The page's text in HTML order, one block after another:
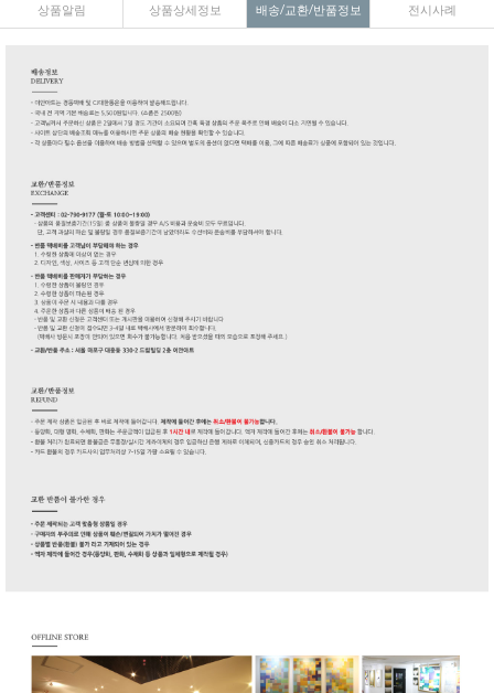
상품알림 상품상세정보 배송/교환/반품정보 전시사례